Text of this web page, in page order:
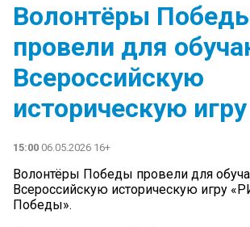
Волонтёры
провели для
Всероссийскую
историческую
15:00 06.05.2026 16+
Волонтёры Победы провели для
Всероссийскую историческую игру
Победы».